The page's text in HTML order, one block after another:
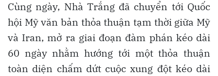
Cùng ngày, Nhà Trắng đã chuyển tới Quốc
hội Mỹ văn bản thỏa thuận tạm thời giữa Mỹ
và Iran, mở ra giai đoạn đàm phán kéo dài
60 ngày nhằm hướng tới một thỏa thuận
toàn diện chấm dứt cuộc xung đột kéo dài